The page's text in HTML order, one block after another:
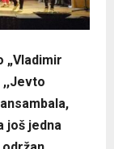
„Vladimir
,,Jevto
još jedna